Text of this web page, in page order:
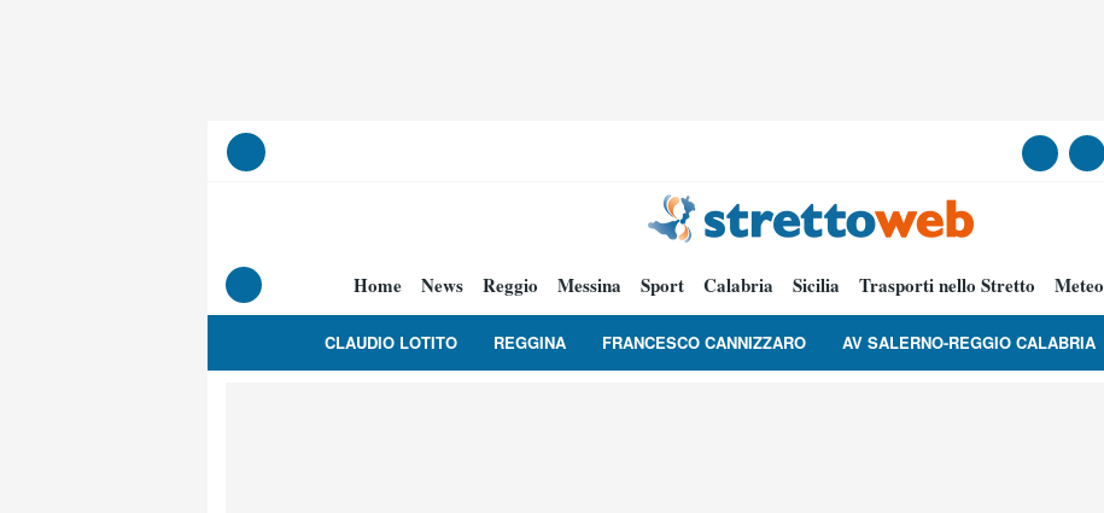
Home News Reggio Messina Sport Calabria Sicilia Trasporti nello Stretto Meteo
CLAUDIO LOTITO REGGINA FRANCESCO CANNIZZARO AV SALERNO-REGGIO CALABRIA